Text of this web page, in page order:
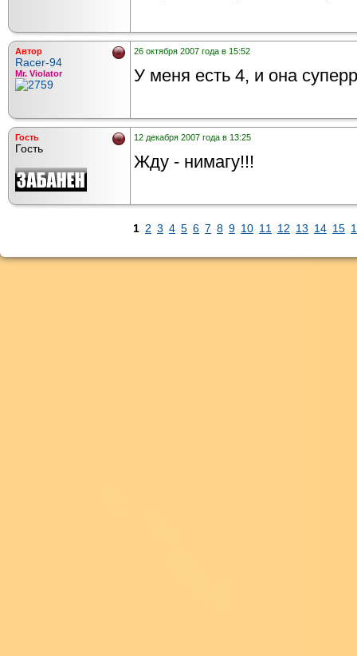
Автор
Racer-94
Mr. Violator
26 октября 2007 года в 15:52
У меня есть 4, и она
Гость
Гость
12 декабря 2007 года в 13:25
Жду - нимагу!!!
1 2 3 4 5 6 7 8 9 10 11 12 13 14 15